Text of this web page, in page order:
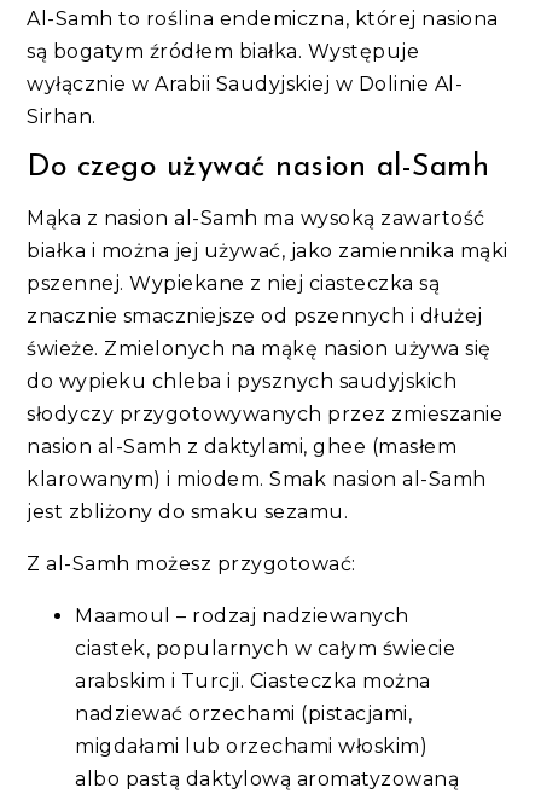
Al-Samh to roślina endemiczna, której nasiona
są bogatym źródłem białka. Występuje
wyłącznie w Arabii Saudyjskiej w Dolinie Al-
Sirhan.
Do czego używać nasion al-Samh
Mąka z nasion al-Samh ma wysoką zawartość
białka i można jej używać, jako zamiennika mąki
pszennej. Wypiekane z niej ciasteczka są
znacznie smaczniejsze od pszennych i dłużej
świeże. Zmielonych na mąkę nasion używa się
do wypieku chleba i pysznych saudyjskich
słodyczy przygotowywanych przez zmieszanie
nasion al-Samh z daktylami, ghee (masłem
klarowanym) i miodem. Smak nasion al-Samh
jest zbliżony do smaku sezamu.
Z al-Samh możesz przygotować:
Maamoul – rodzaj nadziewanych
ciastek, popularnych w całym świecie
arabskim i Turcji. Ciasteczka można
nadziewać orzechami (pistacjami,
migdałami lub orzechami włoskim)
albo pastą daktylową aromatyzowaną